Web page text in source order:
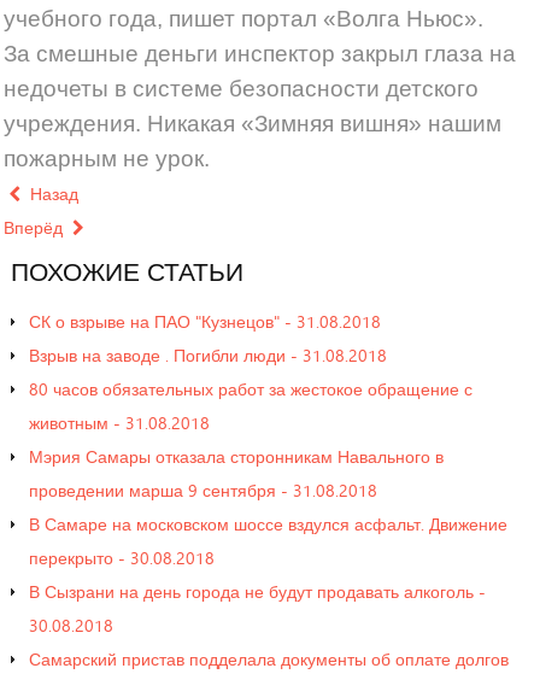
учебного года, пишет портал «Волга Ньюс».
За смешные деньги инспектор закрыл глаза на
недочеты в системе безопасности детского
учреждения. Никакая «Зимняя вишня» нашим
пожарным не урок.
Назад
Вперёд
ПОХОЖИЕ СТАТЬИ
СК о взрыве на ПАО "Кузнецов" - 31.08.2018
Взрыв на заводе . Погибли люди - 31.08.2018
80 часов обязательных работ за жестокое обращение с
животным - 31.08.2018
Мэрия Самары отказала сторонникам Навального в
проведении марша 9 сентября - 31.08.2018
В Самаре на московском шоссе вздулся асфальт. Движение
перекрыто - 30.08.2018
В Сызрани на день города не будут продавать алкоголь -
30.08.2018
Самарский пристав подделала документы об оплате долгов